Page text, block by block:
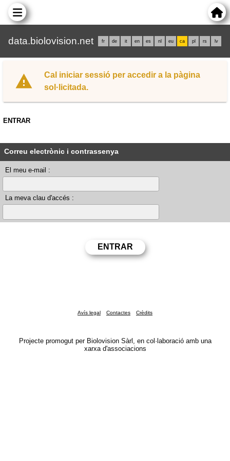
data.biolovision.net fr de it en es nl eu ca pl rs lv
Cal iniciar sessió per accedir a la pàgina
sol·licitada.
ENTRAR
Correu electrònic i contrassenya
El meu e-mail :
La meva clau d'accés :
Avís legal Contactes Crèdits
Projecte promogut per Biolovision Sàrl, en col·laboració amb una
xarxa d'associacions